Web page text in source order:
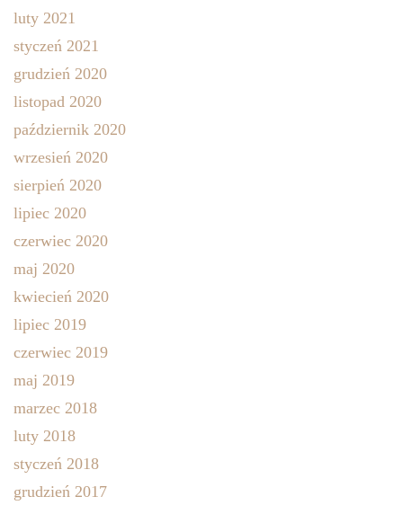
luty 2021
styczeń 2021
grudzień 2020
listopad 2020
październik 2020
wrzesień 2020
sierpień 2020
lipiec 2020
czerwiec 2020
maj 2020
kwiecień 2020
lipiec 2019
czerwiec 2019
maj 2019
marzec 2018
luty 2018
styczeń 2018
grudzień 2017